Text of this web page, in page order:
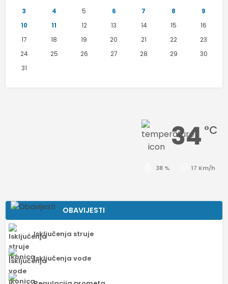
34 °C
38 % 17 Km/h
3
4 5 6 7 8
9
10
11 12 13 14 15
16
17
18 19 20 21 22
23
24
25 26 27 28 29
30
31
OBAVIJESTI
Isključenja struje
Isključenja vode